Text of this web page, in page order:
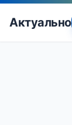
Актуально